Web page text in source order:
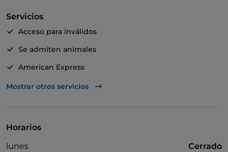
Servicios
Acceso para inválidos
Se admiten animales
American Express
Baño para inválidos
Mostrar otros servicios
Horarios
lunes
Cerrado